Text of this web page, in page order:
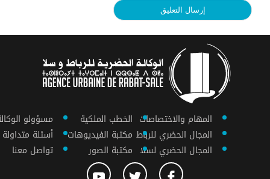
المهام والاختصاصات
المجال الحضري للرباط
المجال الحضري لسلا
الخطب الملكية
مكتبة الفيديوهات
مكتبة الصور
مسؤولو
أسئلة متداولة
تواصل معنا